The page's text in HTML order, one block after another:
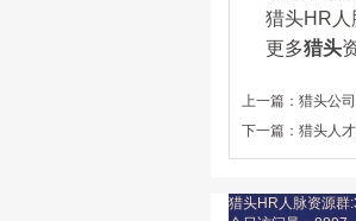
猎头HR人
更多猎头
上一篇： 猎头公
下一篇： 猎头人
猎头HR人脉资源群